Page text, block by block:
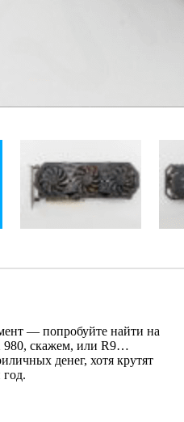
— попробуйте найти на
980, скажем, или R9…
денег, хотя крутят